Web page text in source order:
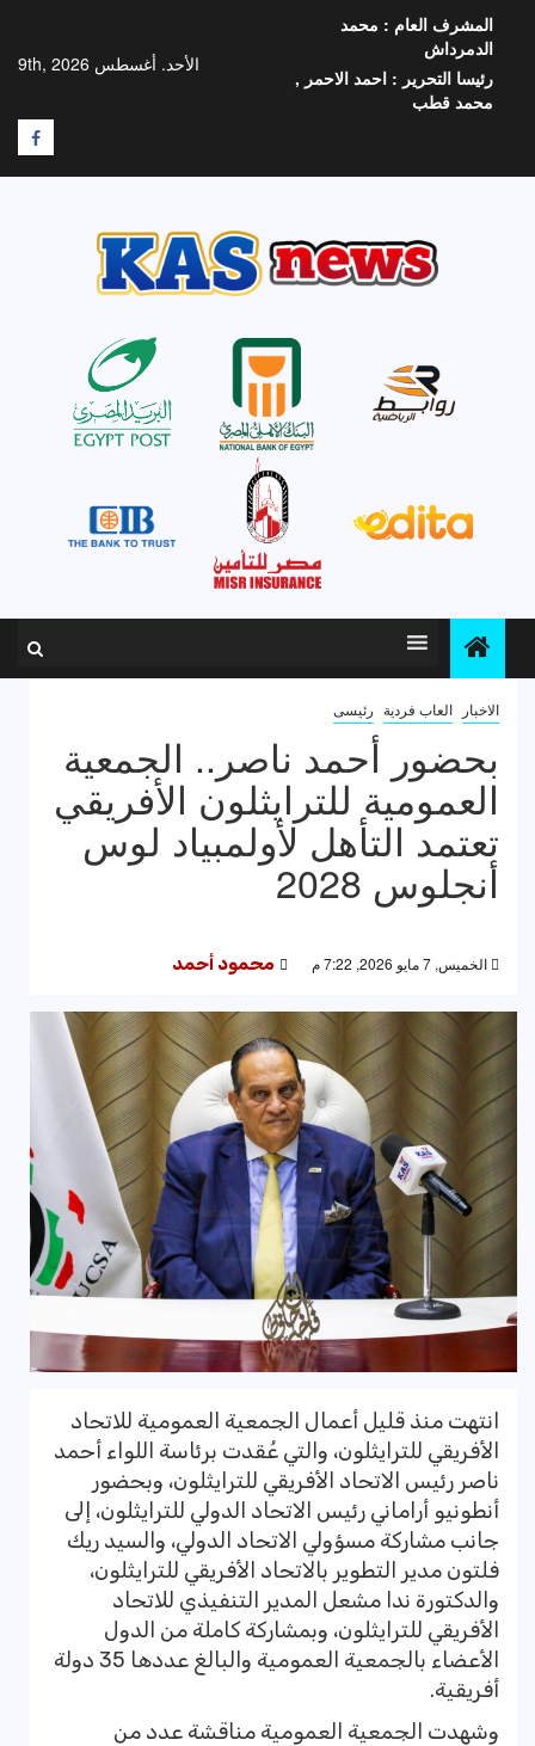
المحتوى
الأحد. أغسطس 9th, 2026
المشرف العام : محمد
الدمرداش
رئيسا التحرير : احمد الاحمر ,
محمد قطب
F
الاخبار العاب فردية رئيسى
بحضور أحمد ناصر.. الجمعية
العمومية للترايثلون الأفريقي
تعتمد التأهل لأولمبياد لوس
أنجلوس 2028
الخميس, 7 مايو 2026, 7:22 م محمود أحمد
انتهت منذ قليل أعمال الجمعية العمومية للاتحاد
الأفريقي للترايثلون، والتي عُقدت برئاسة اللواء أحمد
ناصر رئيس الاتحاد الأفريقي للترايثلون، وبحضور
أنطونيو أراماني رئيس الاتحاد الدولي للترايثلون، إلى
جانب مشاركة مسؤولي الاتحاد الدولي، والسيد ريك
فلتون مدير التطوير بالاتحاد الأفريقي للترايثلون،
والدكتورة ندا مشعل المدير التنفيذي للاتحاد
الأفريقي للترايثلون، وبمشاركة كاملة من الدول
الأعضاء بالجمعية العمومية والبالغ عددها 35 دولة
أفريقية.
وشهدت الجمعية العمومية مناقشة عدد من